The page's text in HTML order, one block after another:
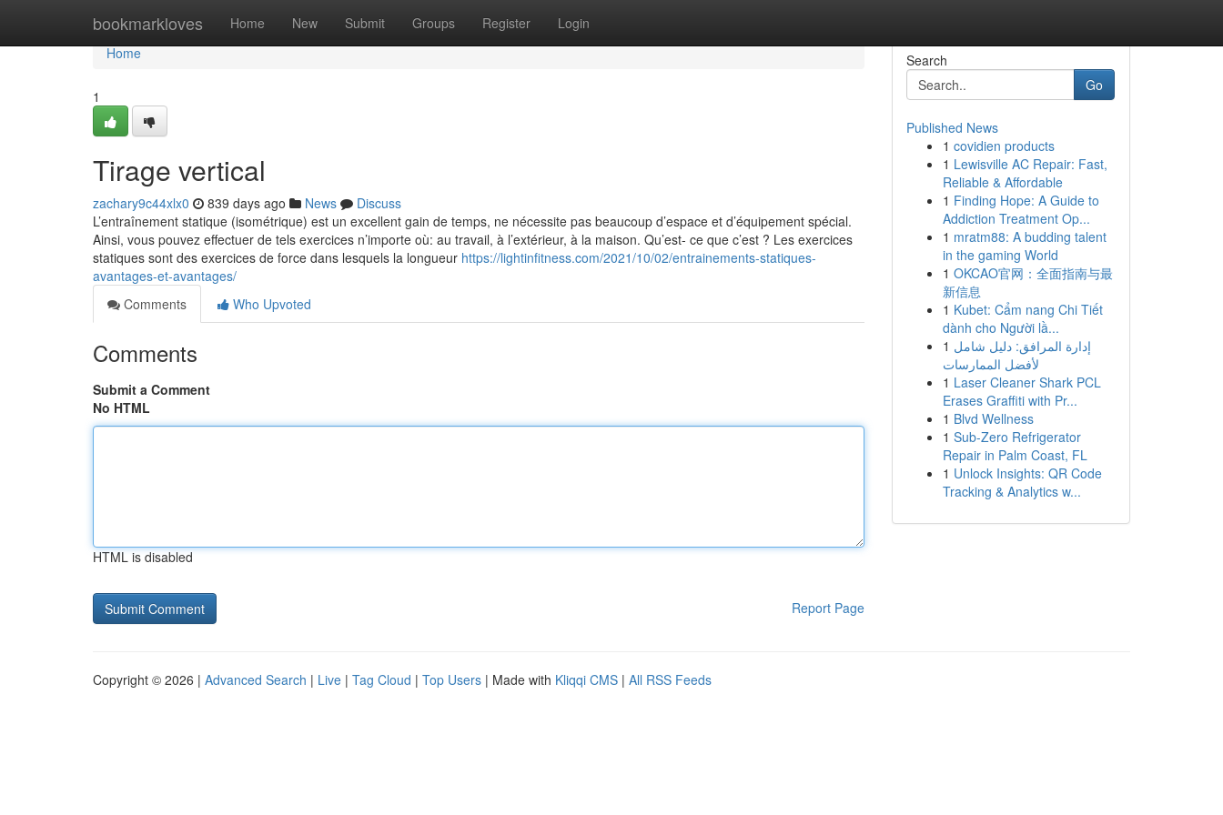
bookmarkloves Home New Submit Groups Register Login
Home
Home
1
Tirage vertical
zachary9c44xlx0 839 days ago News
Discuss
L’entraînement statique (isométrique) est un excellent gain de temps, ne nécessite pas beaucoup d’espace et d’équipement spécial.
Ainsi, vous pouvez effectuer de tels exercices n’importe où: au travail, à l’extérieur, à la maison. Qu’est- ce que c’est ? Les exercices
statiques sont des exercices de force dans lesquels la longueur https://lightinfitness.com/2021/10/02/entrainements-statiques-
avantages-et-avantages/
Comments
Who Upvoted
Comments
Submit a Comment
No HTML
HTML is disabled
Report Page
Search
Go
Published News
1 covidien products
1 Lewisville AC Repair: Fast,
Reliable & Affordable
1 Finding Hope: A Guide to
Addiction Treatment Op...
1 mratm88: A budding talent
in the gaming World
1 OKCAO官网：全面指南与最
新信息
1 Kubet: Cẩm nang Chi Tiết
dành cho Người lầ...
1 إدارة المرافق: دليل شامل
لأفضل الممارسات
1 Laser Cleaner Shark PCL
Erases Graffiti with Pr...
1 Blvd Wellness
1 Sub-Zero Refrigerator
Repair in Palm Coast, FL
1 Unlock Insights: QR Code
Tracking & Analytics w...
Copyright © 2026 | Advanced Search | Live | Tag Cloud | Top Users | Made with Kliqqi CMS | All RSS Feeds